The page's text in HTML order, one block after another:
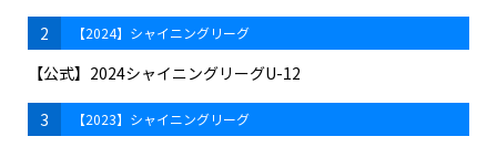
2 【2024】シャイニングリーグ
【公式】2024シャイニングリーグU-12
3 【2023】シャイニングリーグ